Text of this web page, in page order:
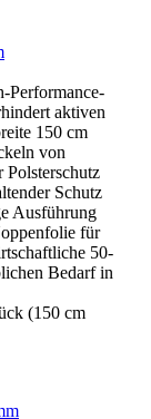
aktiven
150 cm
von
Polsterschutz
Schutz
Ausführung
für
50-
Bedarf in
(150 cm